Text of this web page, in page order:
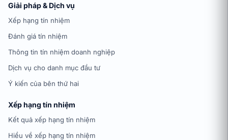
Giải pháp & Dịch vụ
Xếp hạng tín nhiệm
Đánh giá tín nhiệm
Thông tin tín nhiệm doanh nghiệp
Dịch vụ cho danh mục đầu tư
Ý kiến của bên thứ hai
Xếp hạng tín nhiệm
Kết quả xếp hạng tín nhiệm
Hiểu về xếp hạng tín nhiệm